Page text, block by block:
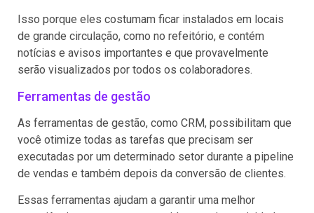
Isso porque eles costumam ficar instalados em locais
de grande circulação, como no refeitório, e contém
notícias e avisos importantes e que provavelmente
serão visualizados por todos os colaboradores.
Ferramentas de gestão
As ferramentas de gestão, como CRM, possibilitam que
você otimize todas as tarefas que precisam ser
executadas por um determinado setor durante a pipeline
de vendas e também depois da conversão de clientes.
Essas ferramentas ajudam a garantir uma melhor